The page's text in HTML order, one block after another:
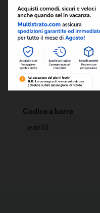
DETTAGLI
Codice prodotto: 02B
Condizione Nuovo
Codice a barre
ean13